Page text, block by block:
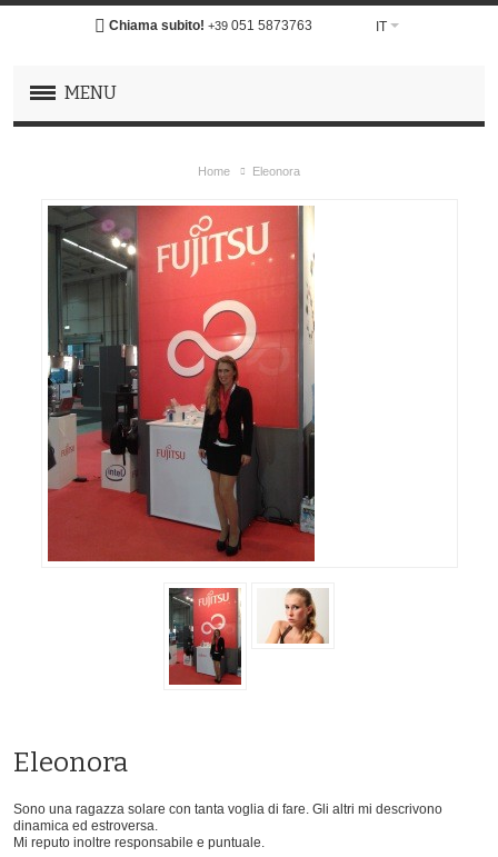
Chiama subito! +39051 5873763 IT
MENU
Home Eleonora
Eleonora
Sono una ragazza solare con tanta voglia di fare. Gli altri mi descrivono
dinamica ed estroversa.
Mi reputo inoltre responsabile e puntuale.